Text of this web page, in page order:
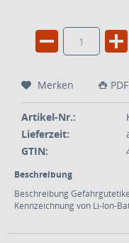
Merken PDF
Artikel-Nr.:
Lieferzeit:
GTIN:
Beschreibung
Beschreibung
Kennzeichnung von Li-Ion-